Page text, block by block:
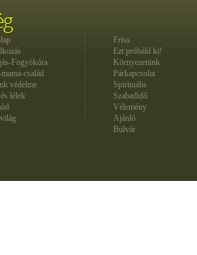
Fogyókúra
család
védelme
lélek
Friss
Ezt próbáld ki!
Környezetünk
Párkapcsolat
Spirituális
Szabadidő
Vélemény
Ajánló
Bulvár